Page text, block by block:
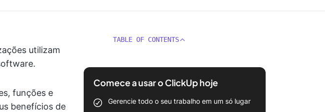
utilizam
funções e
benefícios de
TABLE OF CONTENTS
Comece a usar o ClickUp hoje
Gerencie todo o seu trabalho em um só lugar